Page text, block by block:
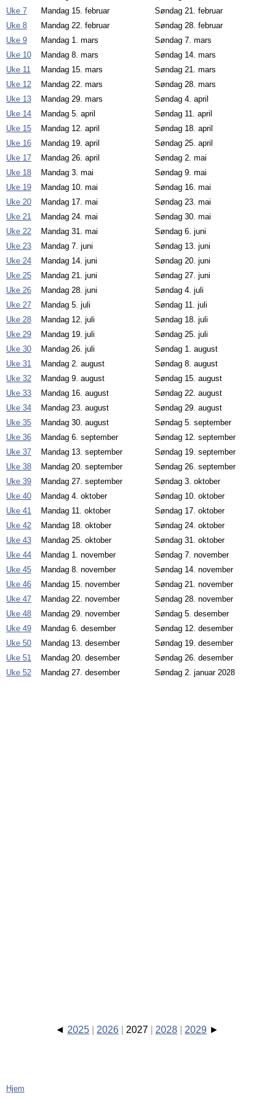
Uke 7
Mandag 15. februar
Søndag 21. februar
Uke 8
Mandag 22. februar
Søndag 28. februar
Uke 9
Mandag 1. mars
Søndag 7. mars
Uke 10
Mandag 8. mars
Søndag 14. mars
Uke 11
Mandag 15. mars
Søndag 21. mars
Uke 12
Mandag 22. mars
Søndag 28. mars
Uke 13
Mandag 29. mars
Søndag 4. april
Uke 14
Mandag 5. april
Søndag 11. april
Uke 15
Mandag 12. april
Søndag 18. april
Uke 16
Mandag 19. april
Søndag 25. april
Uke 17
Mandag 26. april
Søndag 2. mai
Uke 18
Mandag 3. mai
Søndag 9. mai
Uke 19
Mandag 10. mai
Søndag 16. mai
Uke 20
Mandag 17. mai
Søndag 23. mai
Uke 21
Mandag 24. mai
Søndag 30. mai
Uke 22
Mandag 31. mai
Søndag 6. juni
Uke 23
Mandag 7. juni
Søndag 13. juni
Uke 24
Mandag 14. juni
Søndag 20. juni
Uke 25
Mandag 21. juni
Søndag 27. juni
Uke 26
Mandag 28. juni
Søndag 4. juli
Uke 27
Mandag 5. juli
Søndag 11. juli
Uke 28
Mandag 12. juli
Søndag 18. juli
Uke 29
Mandag 19. juli
Søndag 25. juli
Uke 30
Mandag 26. juli
Søndag 1. august
Uke 31
Mandag 2. august
Søndag 8. august
Uke 32
Mandag 9. august
Søndag 15. august
Uke 33
Mandag 16. august
Søndag 22. august
Uke 34
Mandag 23. august
Søndag 29. august
Uke 35
Mandag 30. august
Søndag 5. september
Uke 36
Mandag 6. september
Søndag 12. september
Uke 37
Mandag 13. september
Søndag 19. september
Uke 38
Mandag 20. september
Søndag 26. september
Uke 39
Mandag 27. september
Søndag 3. oktober
Uke 40
Mandag 4. oktober
Søndag 10. oktober
Uke 41
Mandag 11. oktober
Søndag 17. oktober
Uke 42
Mandag 18. oktober
Søndag 24. oktober
Uke 43
Mandag 25. oktober
Søndag 31. oktober
Uke 44
Mandag 1. november
Søndag 7. november
Uke 45
Mandag 8. november
Søndag 14. november
Uke 46
Mandag 15. november
Søndag 21. november
Uke 47
Mandag 22. november
Søndag 28. november
Uke 48
Mandag 29. november
Søndag 5. desember
Uke 49
Mandag 6. desember
Søndag 12. desember
Uke 50
Mandag 13. desember
Søndag 19. desember
Uke 51
Mandag 20. desember
Søndag 26. desember
Uke 52
Mandag 27. desember Søndag 2. januar 2028
2025 2026 2027 2028 2029
Hjem